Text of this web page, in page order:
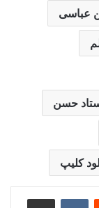
عباسی
حسن
کلیپ
‫رددیت ‫VKontakteاشتراک گذاری از طریق ایمیل